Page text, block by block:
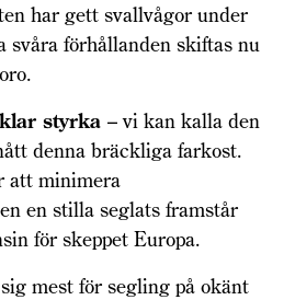
har gett svallvågor under
svåra förhållanden skiftas nu
styrka – vi kan kalla den
denna bräckliga farkost.
att minimera
en stilla seglats framstår
för skeppet Europa.
mest för segling på okänt